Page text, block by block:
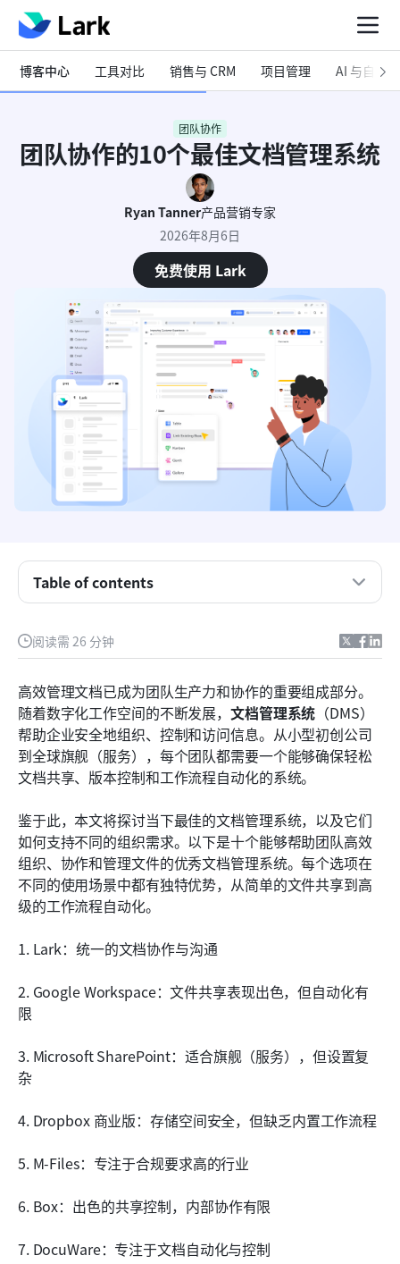
博客中心 工具对比 销售与 CRM 项目管理 AI 与自动化
团队协作
团队协作的10个最佳文档管理系统
Ryan Tanner产品营销专家
2026年8月6日
免费使用 Lark
阅读需 26 分钟
高效管理文档已成为团队生产力和协作的重要组成部分。
随着数字化工作空间的不断发展，文档管理系统 （DMS）
帮助企业安全地组织、控制和访问信息。从小型初创公司
到全球旗舰（服务），每个团队都需要一个能够确保轻松
文档共享、版本控制和工作流程自动化的系统。
鉴于此，本文将探讨当下最佳的文档管理系统，以及它们
如何支持不同的组织需求。以下是十个能够帮助团队高效
组织、协作和管理文件的优秀文档管理系统。每个选项在
不同的使用场景中都有独特优势，从简单的文件共享到高
级的工作流程自动化。
1. Lark：统一的文档协作与沟通
2. Google Workspace：文件共享表现出色，但自动化有
限
3. Microsoft SharePoint：适合旗舰（服务），但设置复
杂
4. Dropbox 商业版：存储空间安全，但缺乏内置工作流程
5. M-Files：专注于合规要求高的行业
6. Box：出色的共享控制，内部协作有限
7. DocuWare：专注于文档自动化与控制
Table of contents
浏览最佳的文档管理系统
值得考虑的十大文档管理系统
在文档管理系统中需要关注的关键功能
使用现代DMS（如Lark）的好处
传统文档管理系统的常见挑战
结论
常见问题
相关阅读